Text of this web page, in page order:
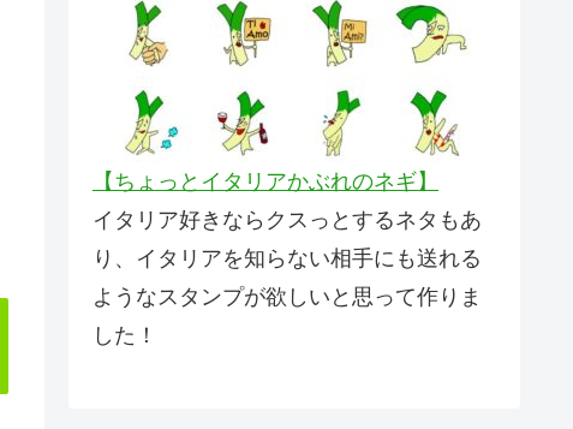
【ちょっとイタリアかぶれのネギ】
イタリア好きならクスっとするネタもあ
り、イタリアを知らない相手にも送れる
ようなスタンプが欲しいと思って作りま
した！